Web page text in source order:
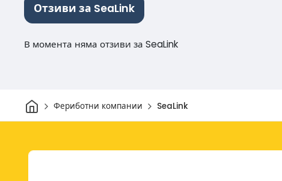
Отзиви за SeaLink
В момента няма отзиви за SeaLink
Начало
Фериботни компании SeaLink